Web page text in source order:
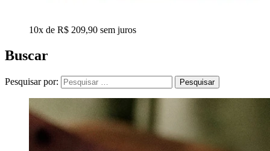
10x de R$ 209,90 sem juros
Buscar
Pesquisar por: